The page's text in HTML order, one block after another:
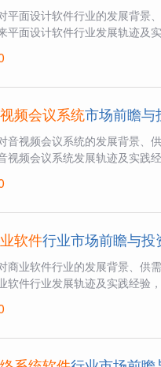
平面设计软件行业的发展背景
平面设计软件行业发展轨迹及
频会议系统市场前瞻与
音视频会议系统的发展背景、
视频会议系统发展轨迹及实践
软件行业市场前瞻与
商业软件行业的发展背景、供
软件行业发展轨迹及实践经验